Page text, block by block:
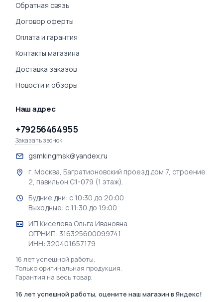
Обратная связь
Договор оферты
Оплата и гарантия
Контакты магазина
Доставка заказов
Новости и обзоры
Наш адрес
+79256464955
Заказать звонок
gsmkingmsk@yandex.ru
г. Москва, Багратионовский проезд дом 7, строение
2, павильон С1-079 (1 этаж).
Будние дни: с 10:30 до 20:00
Выходные: с 11:30 до 19:00
ИП Киселева Ольга Ивановна
ОГРНИП: 316325600099741
ИНН: 320401657179
16 лет успешной работы.
Только оригинальная продукция.
Гарантия на весь товар.
16 лет успешной работы, оцените наш магазин в Яндекс!